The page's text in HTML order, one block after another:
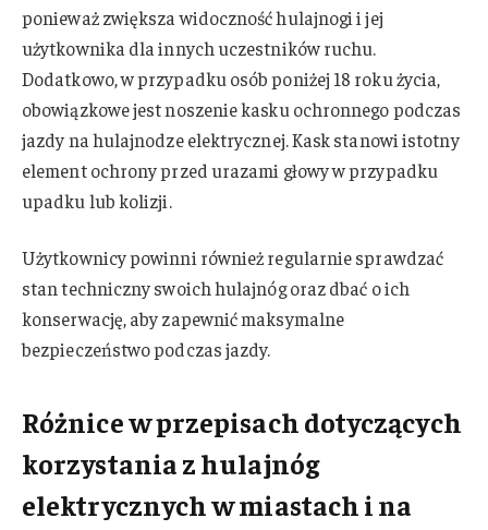
ponieważ zwiększa widoczność hulajnogi i jej
użytkownika dla innych uczestników ruchu.
Dodatkowo, w przypadku osób poniżej 18 roku życia,
obowiązkowe jest noszenie kasku ochronnego podczas
jazdy na hulajnodze elektrycznej. Kask stanowi istotny
element ochrony przed urazami głowy w przypadku
upadku lub kolizji.
Użytkownicy powinni również regularnie sprawdzać
stan techniczny swoich hulajnóg oraz dbać o ich
konserwację, aby zapewnić maksymalne
bezpieczeństwo podczas jazdy.
Różnice w przepisach dotyczących
korzystania z hulajnóg
elektrycznych w miastach i na